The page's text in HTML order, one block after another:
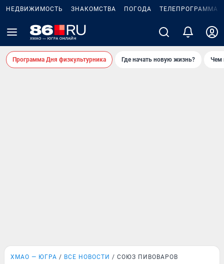
НЕДВИЖИМОСТЬ ЗНАКОМСТВА ПОГОДА ТЕЛЕПРОГРАММА
Программа Дня физкультурника Где начать новую жизнь? Чем
ХМАО — ЮГРА ВСЕ НОВОСТИ СОЮЗ ПИВОВАРОВ